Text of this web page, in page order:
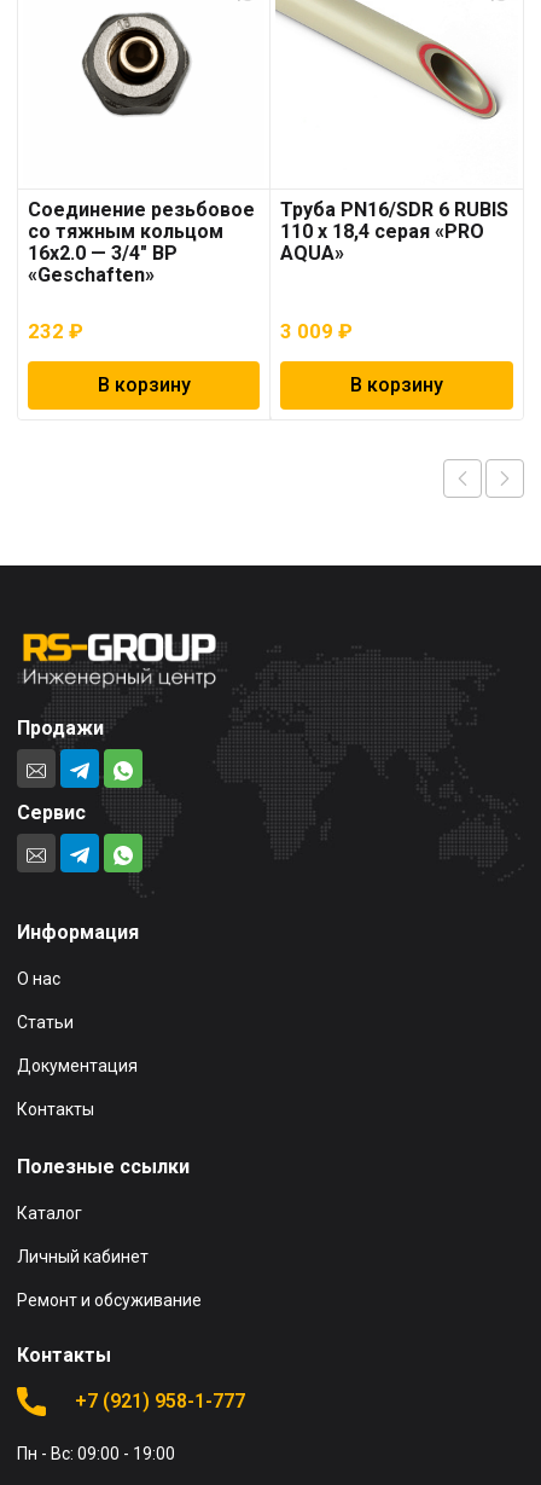
Соединение резьбовое
со тяжным кольцом
16х2.0 — 3/4″ ВР
«Geschaften»
232 ₽
В корзину
Труба PN16/SDR 6 RUBIS
110 x 18,4 серая «PRO
AQUA»
3 009₽
В корзину
Продажи
Сервис
Информация
О нас
Статьи
Документация
Контакты
Полезные ссылки
Каталог
Личный кабинет
Ремонт и обсуживание
Контакты
+7 (921) 958-1-777
Пн - Вс: 09:00 - 19:00